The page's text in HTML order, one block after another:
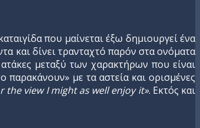
που μαίνεται έξω δημιουργεί ένα
και δίνει τρανταχτό παρόν στα ονόματα
μεταξύ των χαρακτήρων που είναι
με τα αστεία και ορισμένες
the view I might as well enjoy it». Εκτός και